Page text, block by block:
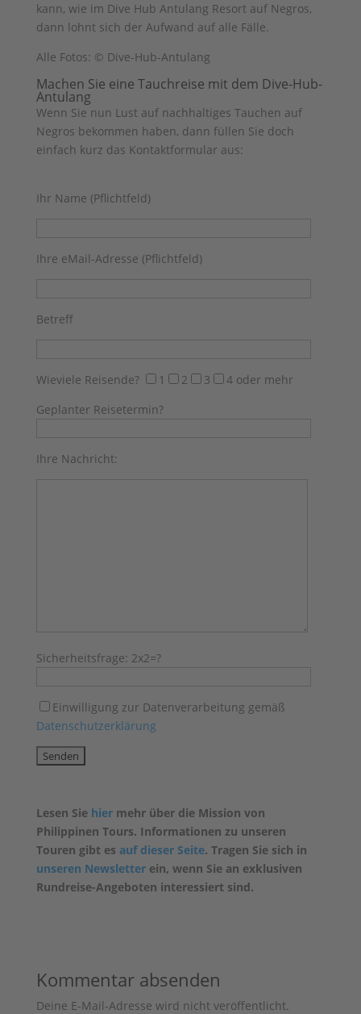
kann, wie im Dive Hub Antulang Resort auf Negros,
dann lohnt sich der Aufwand auf alle Fälle.
Alle Fotos: © Dive-Hub-Antulang
Machen Sie eine Tauchreise mit dem Dive-Hub-
Antulang
Wenn Sie nun Lust auf nachhaltiges Tauchen auf
Negros bekommen haben, dann füllen Sie doch
einfach kurz das Kontaktformular aus:
Ihr Name (Pflichtfeld)
Ihre eMail-Adresse (Pflichtfeld)
Betreff
Wieviele Reisende? 1 2 3
4 oder mehr
Geplanter Reisetermin?
Ihre Nachricht:
Sicherheitsfrage: 2x2=?
Einwilligung zur Datenverarbeitung gemäß
Datenschutzerklärung
Lesen Sie hiermehr über die Mission von
Philippinen Tours. Informationen zu unseren
Touren gibt es auf dieser Seite. Tragen Sie sich in
unseren Newsletterein, wenn Sie an exklusiven
Rundreise-Angeboten interessiert sind.
Kommentar absenden
Deine E-Mail-Adresse wird nicht veröffentlicht.